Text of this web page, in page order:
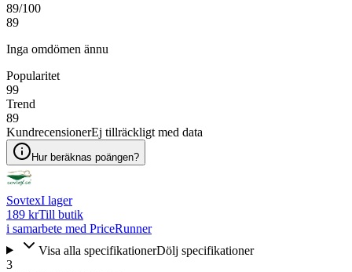
89/100
89
Inga omdömen ännu
Popularitet
99
Trend
89
KundrecensionerEj tillräckligt med data
Hur beräknas poängen?
SovtexI lager
189 krTill butik
i samarbete med PriceRunner
Visa alla specifikationerDölj specifikationer
3